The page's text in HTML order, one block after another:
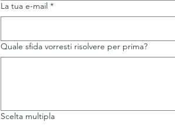
La tua e-mail *
Quale sfida vorresti risolvere per prima?
Scelta multipla